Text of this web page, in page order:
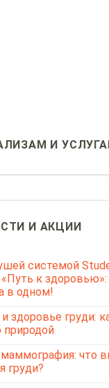
И
И АКЦИИ
системой
к
в одном!
здоровье груди:
природой
что
груди?